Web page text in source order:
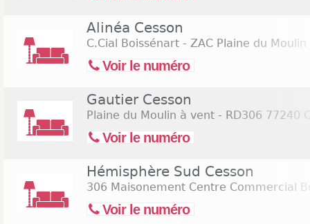
Alinéa Cesson
C.Cial Boissénart - ZAC Plaine du
Voir le numéro
Gautier Cesson
Plaine du Moulin à vent - RD306 77240
Voir le numéro
Hémisphère Sud Cesson
306 Maisonement Centre Commercial
Voir le numéro